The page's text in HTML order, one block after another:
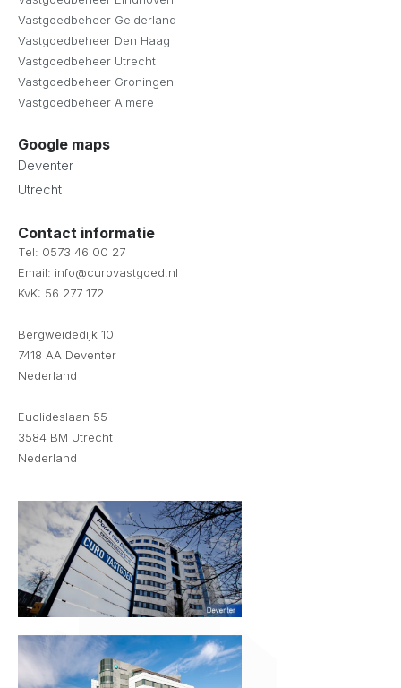
Vastgoedbeheer Gelderland
Vastgoedbeheer Den Haag
Vastgoedbeheer Utrecht
Vastgoedbeheer Groningen
Vastgoedbeheer Almere
Google maps
Deventer
Utrecht
Contact informatie
Tel: 0573 46 00 27
Email: info@curovastgoed.nl
KvK: 56 277 172
Bergweidedijk 10
7418 AA Deventer
Nederland
Euclideslaan 55
3584 BM Utrecht
Nederland